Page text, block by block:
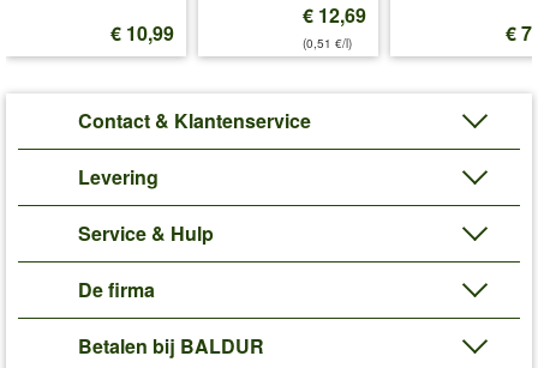
€ 10,99
€ 12,69
(0,51 €/l) €
Contact & Klantenservice
Levering
Service & Hulp
De firma
Betalen bij BALDUR